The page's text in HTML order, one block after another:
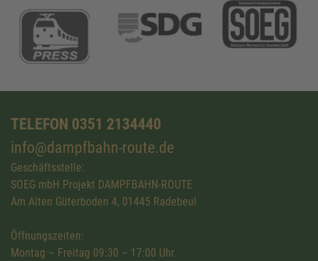
TELEFON 0351 2134440
info@dampfbahn-route.de
Geschäftsstelle:
SOEG mbH Projekt DAMPFBAHN-ROUTE
Am Alten Güterboden 4, 01445 Radebeul
Öffnungszeiten:
Montag – Freitag 09:30 – 17:00 Uhr